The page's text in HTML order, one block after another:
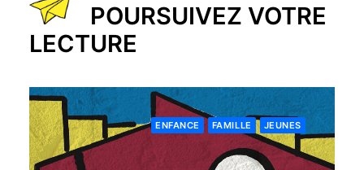
POURSUIVEZ VOTRE
LECTURE
ENFANCE FAMILLE JEUNES